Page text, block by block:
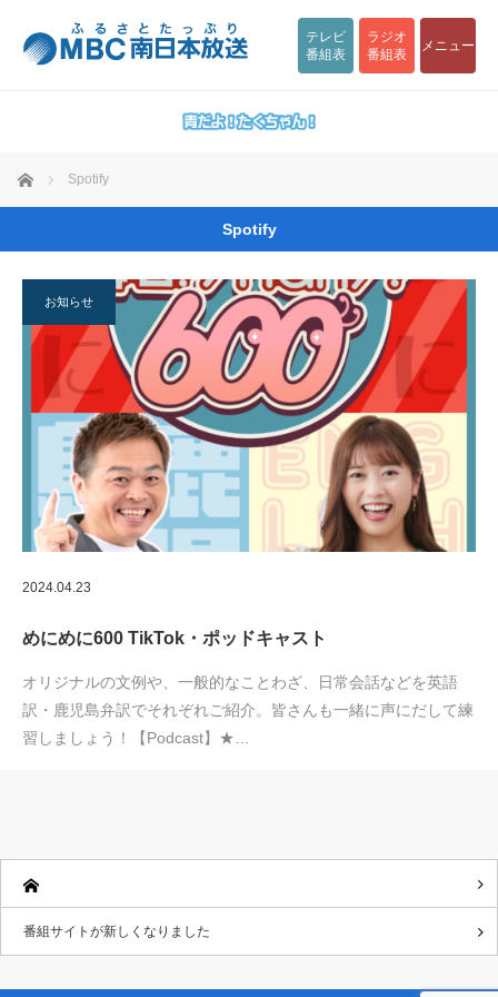
テレビ
番組表
ラジオ
番組表
メニュー
ホーム Spotify
Spotify
お知らせ
2024.04.23
めにめに600 TikTok・ポッドキャスト
オリジナルの文例や、一般的なことわざ、日常会話などを英語
訳・鹿児島弁訳でそれぞれご紹介。皆さんも一緒に声にだして練
習しましょう！【Podcast】★…
番組サイトが新しくなりました